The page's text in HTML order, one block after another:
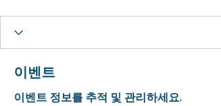
이벤트
이벤트 정보를 추적 및 관리하세요.